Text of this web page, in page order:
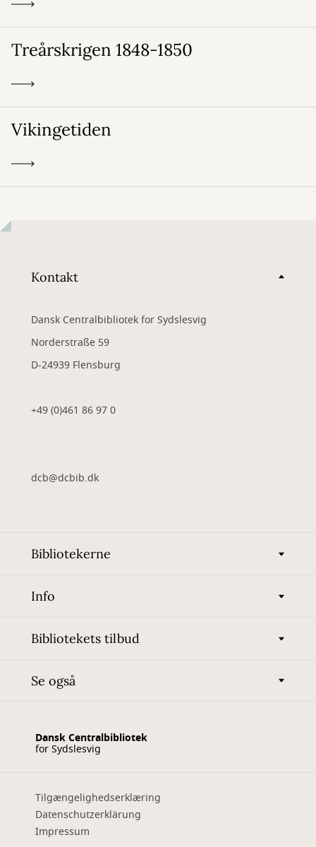
Treårskrigen 1848-1850
Vikingetiden
Kontakt
Dansk Centralbibliotek for Sydslesvig
Norderstraße 59
D-24939 Flensburg
+49 (0)461 86 97 0
dcb@dcbib.dk
Bibliotekerne
Info
Bibliotekets tilbud
Se også
Dansk Centralbibliotek
for Sydslesvig
Tilgængelighedserklæring
Datenschutzerklärung
Impressum